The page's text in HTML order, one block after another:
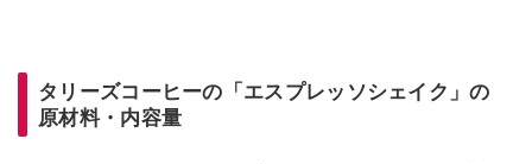
タリーズコーヒーの「エスプレッソシェイク」の
原材料・内容量